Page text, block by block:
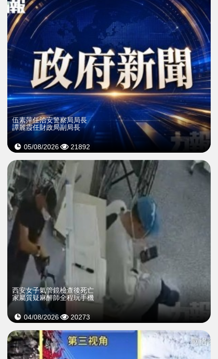
伍素萍任治安警察局局長
譚麗霞任財政局副局長
05/08/2026 21892
西安女子氣管鏡檢查後死亡
家屬質疑麻醉師全程玩手機
04/08/2026 20273